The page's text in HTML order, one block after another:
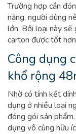
Trường hợp cần
nặng, người dùng
lớn. Bởi loại này sẽ
carton được tốt
Công dụng
khổ rộng
Nhờ có tính kết
dụng ở nhiều loại
đóng gói sản
dụng vô cùng hữu